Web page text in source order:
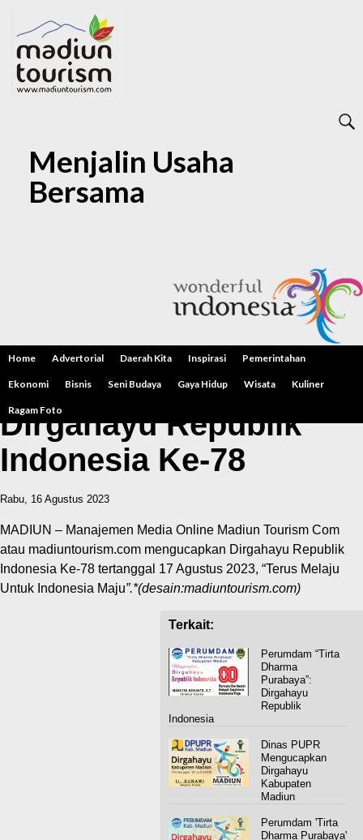
Menjalin Usaha
Bersama
Home Advertorial Daerah Kita Inspirasi Pemerintahan
Ekonomi Bisnis Seni Budaya Gaya Hidup Wisata Kuliner
Ragam Foto
Dirgahayu Republik
Indonesia Ke-78
Rabu, 16 Agustus 2023
MADIUN – Manajemen Media Online Madiun Tourism Com
atau madiuntourism.com mengucapkan Dirgahayu Republik
Indonesia Ke-78 tertanggal 17 Agustus 2023, “Terus Melaju
Untuk Indonesia Maju”.*(desain:madiuntourism.com)
Terkait:
Perumdam “Tirta
Dharma
Purabaya”:
Dirgahayu
Republik
Indonesia
Dinas PUPR
Mengucapkan
Dirgahayu
Kabupaten
Madiun
Perumdam 'Tirta
Dharma Purabaya'